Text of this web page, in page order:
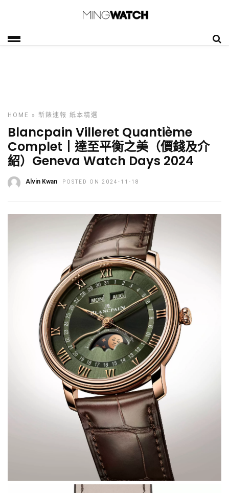
HOME » 新錶速報 紙本精選
Blancpain Villeret Quantième
Complet丨達至平衡之美（價錢及介
紹）Geneva Watch Days 2024
Alvin Kwan POSTED ON 2024-11-18